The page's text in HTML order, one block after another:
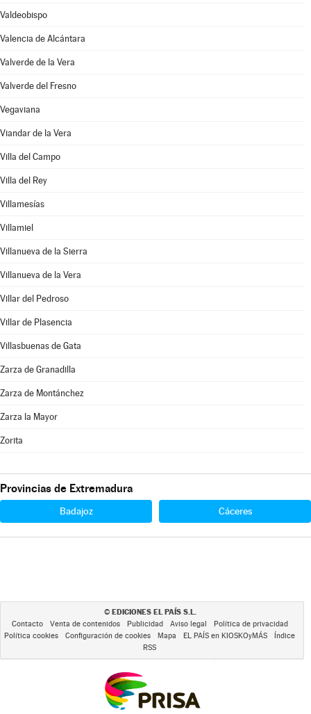
Valdeobispo
Valencia de Alcántara
Valverde de la Vera
Valverde del Fresno
Vegaviana
Viandar de la Vera
Villa del Campo
Villa del Rey
Villamesías
Villamiel
Villanueva de la Sierra
Villanueva de la Vera
Villar del Pedroso
Villar de Plasencia
Villasbuenas de Gata
Zarza de Granadilla
Zarza de Montánchez
Zarza la Mayor
Zorita
Provincias de Extremadura
Badajoz Cáceres
© EDICIONES EL PAÍS S.L.
Contacto Venta de contenidos Publicidad Aviso legal
Política de privacidad
Política cookies
Configuración de cookies Mapa EL PAÍS en KIOSKOyMÁS
Índice
RSS